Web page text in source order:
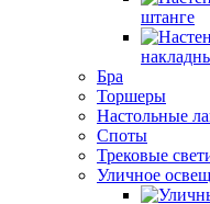
штанге
Бра
Торшеры
Настольные
Споты
Трековые
Уличное